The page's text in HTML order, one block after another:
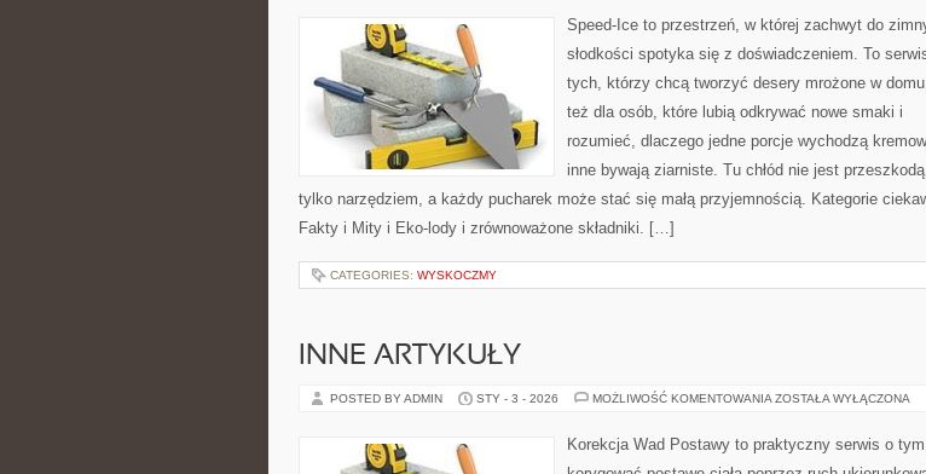
PRZEPISY
DO
MINUT
Speed-Ice to przestrzeń, w której zachwyt do
słodkości spotyka się z doświadczeniem. To
tych, którzy chcą tworzyć desery mrożone w
też dla osób, które lubią odkrywać nowe smaki i
rozumieć, dlaczego jedne porcje wychodzą
inne bywają ziarniste. Tu chłód nie jest
tylko narzędziem, a każdy pucharek może stać się małą przyjemnością. Kategorie
Fakty i Mity i Eko-lody i zrównoważone składniki. […]
CATEGORIES: WYSKOCZMY
INNE ARTYKUŁY
POSTED BY ADMIN STY - 3 - 2026 MOŻLIWOŚĆ KOMENTOWANIA INNE
ZOSTAŁA WYŁĄCZONA
Korekcja Wad Postawy to praktyczny serwis o